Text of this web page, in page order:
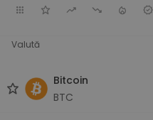
Valută
Bitcoin
BTC